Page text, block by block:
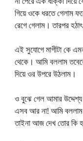
গিয়ে ওকে ধরতে
রেগে গেলাম। তারপর
এই সুযোগে মাগীটা কে
থেকে। আমি বললাম
দিয়ে ওর উপরে উঠলাম।
ও বুঝে গেল আমার
এসব আর না! আমি বললাম
তাইনা আজ দেখ তোর কি